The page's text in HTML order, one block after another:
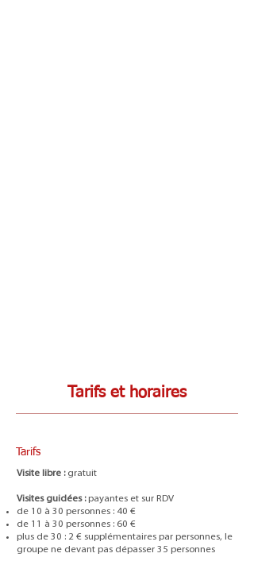
Tarifs et horaires
Tarifs
Visite libre : gratuit
Visites guidées :payantes et sur RDV
de 10 à 30 personnes : 40 €
de 11 à 30 personnes : 60 €
plus de 30 : 2 € supplémentaires par personnes, le
groupe ne devant pas dépasser 35 personnes